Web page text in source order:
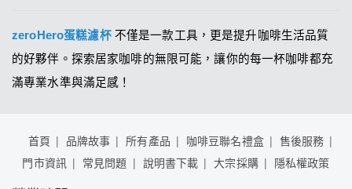
zeroHero蛋糕濾杯不僅是一款工具，更是提升咖啡生活品質
的好夥伴。探索居家咖啡的無限可能，讓你的每一杯咖啡都充
滿專業水準與滿足感！
首頁 品牌故事 所有產品 咖啡豆聯名禮盒
售後服務
門市資訊
常見問題 說明書下載 大宗採購 隱私權政策